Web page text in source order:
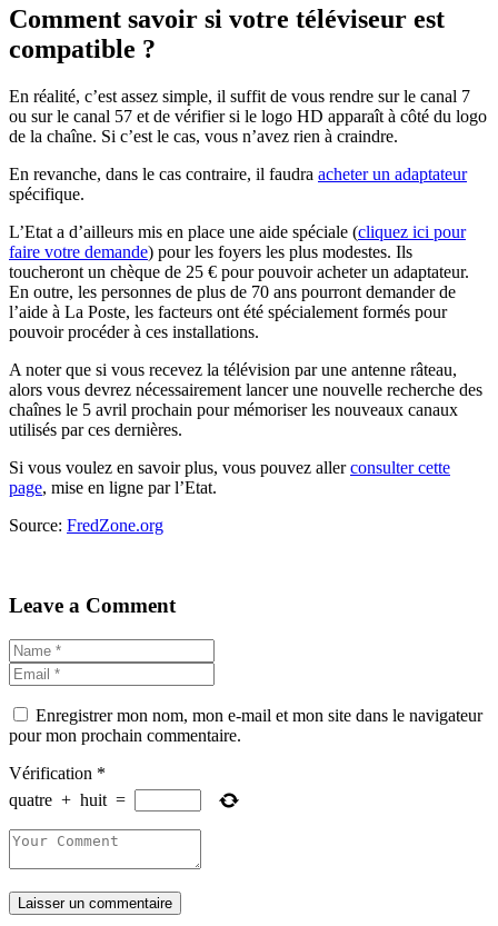
Comment savoir si votre téléviseur est
compatible ?
En réalité, c’est assez simple, il suffit de vous rendre sur le canal 7
ou sur le canal 57 et de vérifier si le logo HD apparaît à côté du logo
de la chaîne. Si c’est le cas, vous n’avez rien à craindre.
En revanche, dans le cas contraire, il faudra acheter un adaptateur
spécifique.
L’Etat a d’ailleurs mis en place une aide spéciale (cliquez ici pour
faire votre demande) pour les foyers les plus modestes. Ils
toucheront un chèque de 25 € pour pouvoir acheter un adaptateur.
En outre, les personnes de plus de 70 ans pourront demander de
l’aide à La Poste, les facteurs ont été spécialement formés pour
pouvoir procéder à ces installations.
A noter que si vous recevez la télévision par une antenne râteau,
alors vous devrez nécessairement lancer une nouvelle recherche des
chaînes le 5 avril prochain pour mémoriser les nouveaux canaux
utilisés par ces dernières.
Si vous voulez en savoir plus, vous pouvez allerconsulter cette
page, mise en ligne par l’Etat.
Source: FredZone.org
Leave a Comment
Enregistrer mon nom, mon e-mail et mon site dans le navigateur
pour mon prochain commentaire.
Vérification *
quatre + huit =
Laisser un commentaire